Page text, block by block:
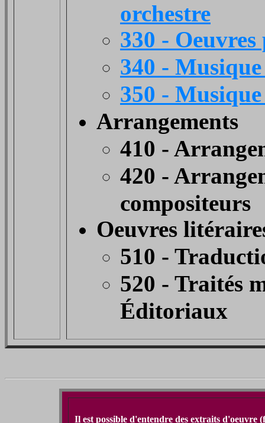
orchestre
330 -
340 -
350 -
Arrangements
410 -
420 -
compositeurs
Oeuvres
510 -
520 - Traités
Éditoriaux
Il est possible d'entendre des extraits